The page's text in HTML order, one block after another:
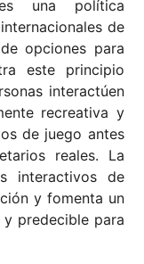
una política
de
opciones para
este principio
interactúen
recreativa y
de juego antes
reales. La
interactivos de
y fomenta un
predecible para